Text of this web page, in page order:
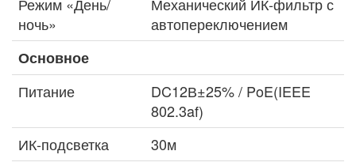
Режим «День/
ночь»
Механический ИК-фильтр с
автопереключением
Основное
Питание
DC12В±25% / PoE(IEEE
802.3af)
ИК-подсветка
30м